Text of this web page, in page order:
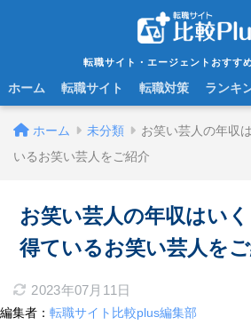
転職サイト・エージェントおすす
ホーム 転職サイト 転職対策 ランキ
ホーム 未分類
お笑い芸人の年収
いるお笑い芸人をご紹介
お笑い芸人の年収はい
得ているお笑い芸人を
2023年07月11日
編集者： 転職サイト比較plus編集部